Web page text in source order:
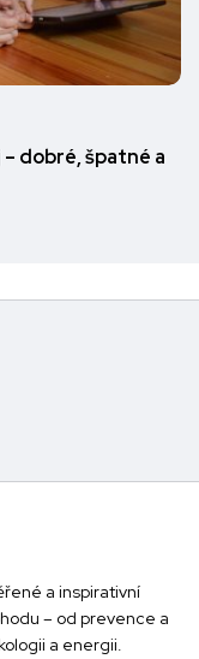
dobré, špatné a
a inspirativní
– od prevence a
a energii.